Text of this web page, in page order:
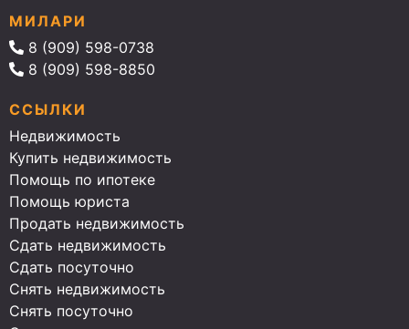
МИЛАРИ
8 (909) 598-0738
8 (909) 598-8850
ССЫЛКИ
Недвижимость
Купить недвижимость
Помощь по ипотеке
Помощь юриста
Продать недвижимость
Сдать недвижимость
Сдать посуточно
Снять недвижимость
Снять посуточно